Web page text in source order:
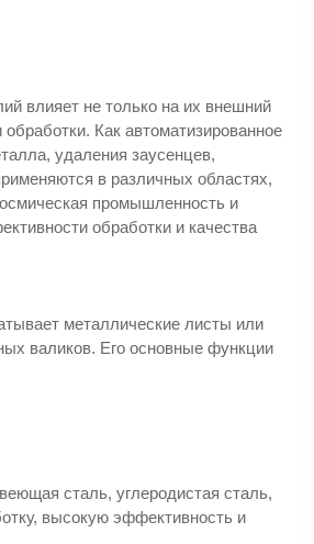
влияет не только на их внешний
Как автоматизированное
удаления заусенцев,
в различных областях,
промышленность и
обработки и качества
металлические листы или
валиков. Его основные функции
сталь, углеродистая сталь,
высокую эффективность и